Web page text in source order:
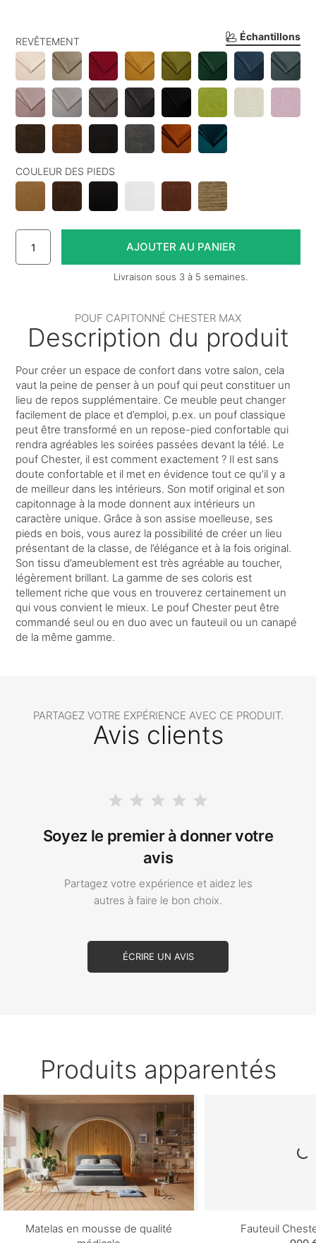
Échantillons
REVÊTEMENT
COULEUR DES PIEDS
Livraison sous 3 à 5 semaines.
POUF CAPITONNÉ CHESTER MAX
Description du produit
Pour créer un espace de confort dans votre salon, cela
vaut la peine de penser à un pouf qui peut constituer un
lieu de repos supplémentaire. Ce meuble peut changer
facilement de place et d’emploi, p.ex. un pouf classique
peut être transformé en un repose-pied confortable qui
rendra agréables les soirées passées devant la télé. Le
pouf Chester, il est comment exactement ? Il est sans
doute confortable et il met en évidence tout ce qu’il y a
de meilleur dans les intérieurs. Son motif original et son
capitonnage à la mode donnent aux intérieurs un
caractère unique. Grâce à son assise moelleuse, ses
pieds en bois, vous aurez la possibilité de créer un lieu
présentant de la classe, de l’élégance et à la fois original.
Son tissu d’ameublement est très agréable au toucher,
légèrement brillant. La gamme de ses coloris est
tellement riche que vous en trouverez certainement un
qui vous convient le mieux. Le pouf Chester peut être
commandé seul ou en duo avec un fauteuil ou un canapé
de la même gamme.
PARTAGEZ VOTRE EXPÉRIENCE AVEC CE PRODUIT.
Avis clients
Soyez le premier à donner votre
avis
Partagez votre expérience et aidez les
autres à faire le bon choix.
ÉCRIRE UN AVIS
Produits apparentés
Matelas en mousse de qualité
Fauteuil